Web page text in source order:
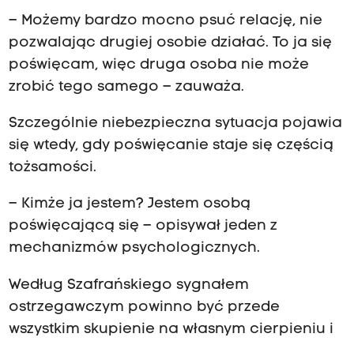
– Możemy bardzo mocno psuć relację, nie
pozwalając drugiej osobie działać. To ja się
poświęcam, więc druga osoba nie może
zrobić tego samego – zauważa.
Szczególnie niebezpieczna sytuacja pojawia
się wtedy, gdy poświęcanie staje się częścią
tożsamości.
– Kimże ja jestem? Jestem osobą
poświęcającą się – opisywał jeden z
mechanizmów psychologicznych.
Według Szafrańskiego sygnałem
ostrzegawczym powinno być przede
wszystkim skupienie na własnym cierpieniu i